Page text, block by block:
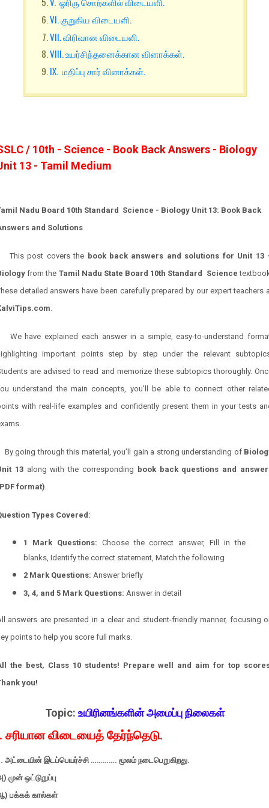
VI. குறுகிய விடையளி.
VII. விரிவான விடையளி.
VIII. உயர்சிந்தனைக்கான வினாக்கள்.
IX. மதிப்பு சார் வினாக்கள்.
/ 10th - Science - Book Back Answers - Biology
13 - Tamil Medium
Nadu Board 10th Standard Science - Biology Unit 13: Book Back
and Solutions
This post covers the book back answers and solutions for Unit 13
from the Tamil Nadu State Board 10th Standard Science
detailed answers have been carefully prepared by our expert teachers
We have explained each answer in a simple, easy-to-understand
important points step by step under the relevant
are advised to read and memorize these subtopics thoroughly.
understand the main concepts, you’ll be able to connect other
with real-life examples and confidently present them in your tests
By going through this material, you’ll gain a strong understanding of
13along with the corresponding book back questions and
format)
Types Covered:
1 Mark Questions: Choose the correct answer, Fill in the
blanks, Identify the correct statement, Match the following
2 Mark Questions: Answer briefly
3, 4, and 5 Mark Questions: Answer in detail
answers are presented in a clear and student-friendly manner, focusing
points to help you score full marks.
the best, Class 10 students! Prepare well and aim for top
you!
Topic: உயிரினங்களின் அமைப்பு நிலைகள்
சரியான விடையைத் தேர்ந்தெடு.
அட்டையின் இடப்பெயர்ச்சி …………. மூலம் நடைபெறுகிறது.
முன் ஒட்டுறுப்பு
பக்கக் கால்கள்